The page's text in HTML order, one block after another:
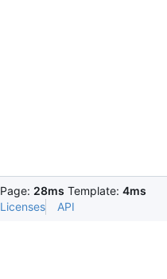
Page: 28ms Template: 4ms
Licenses API